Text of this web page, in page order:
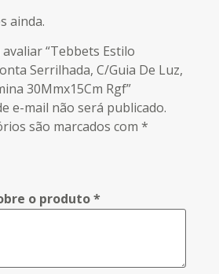
ainda.
“Tebbets Estilo
Serrilhada, C/Guia De Luz,
30Mmx15Cm Rgf”
e-mail não será publicado.
são marcados com*
o produto*